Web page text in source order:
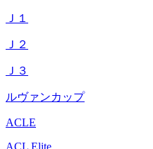
Ｊ１
Ｊ２
Ｊ３
ルヴァンカップ
ACLE
ACL Elite